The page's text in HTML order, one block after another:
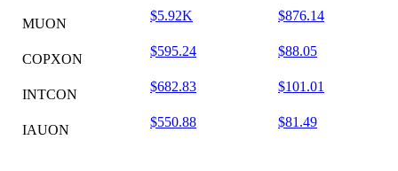
MUON
$5.92K $876.14
COPXON
$595.24 $88.05
INTCON
$682.83 $101.01
IAUON
$550.88 $81.49